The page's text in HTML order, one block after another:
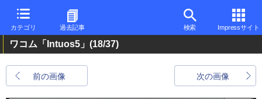
カテゴリ 過去記事 検索 Impressサイト
ワコム「Intuos5」 (18/37)
前の画像 次の画像